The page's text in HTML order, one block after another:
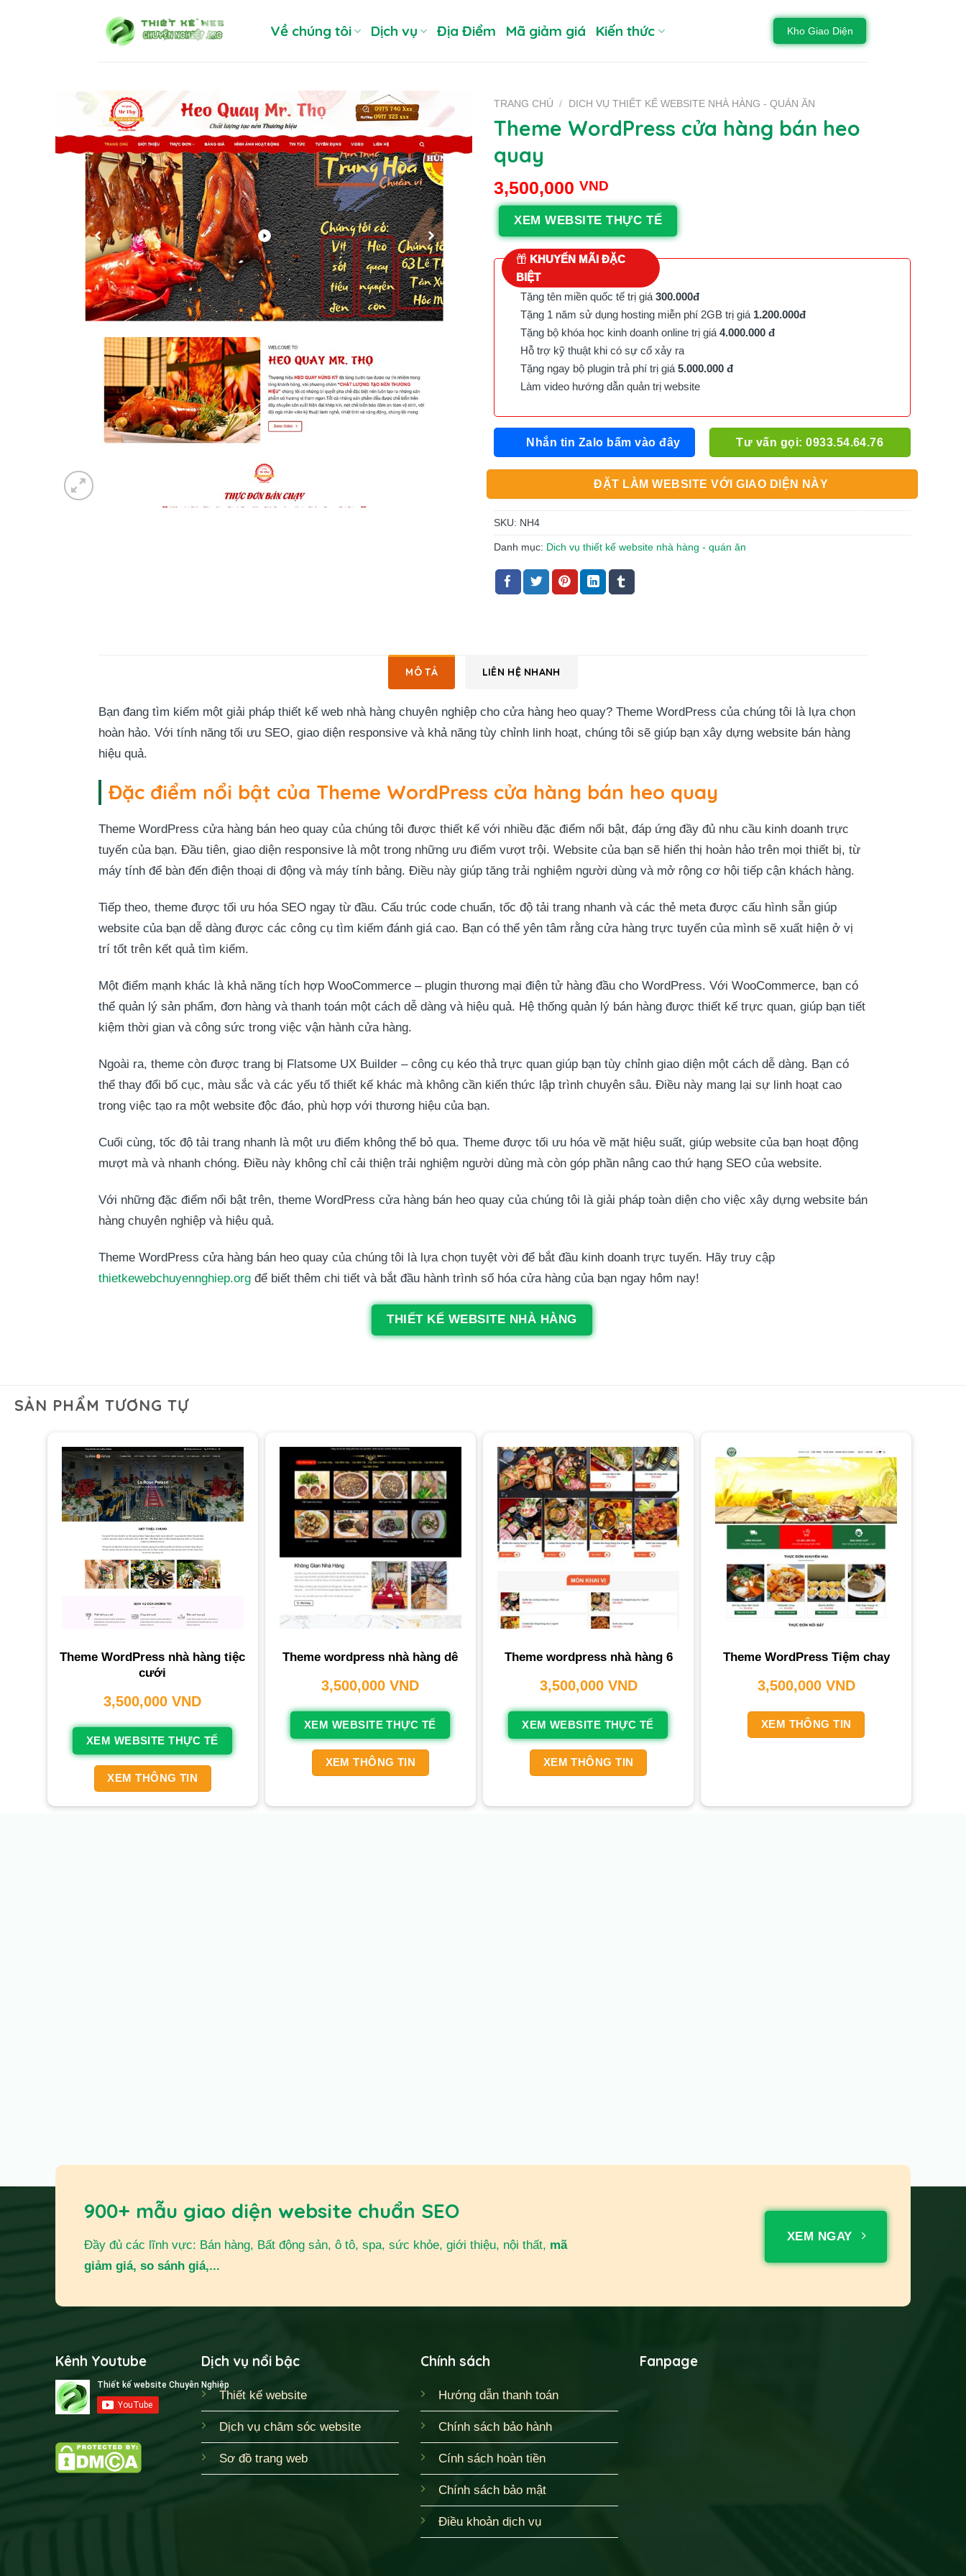
Về chúng tôi Dịch vụ Địa Điểm Mã giảm giá Kiến thức Kho Giao Diện
TRANG CHỦ / DICH VỤ THIẾT KẾ WEBSITE NHÀ HÀNG - QUÁN ĂN
Theme WordPress cửa hàng bán heo
quay
3,500,000 VND
XEM WEBSITE THỰC TẾ
KHUYẾN MÃI ĐẶC
BIỆT
Tặng tên miền quốc tế trị giá 300.000đ
Tặng 1 năm sử dụng hosting miễn phí 2GB trị giá 1.200.000đ
Tặng bộ khóa học kinh doanh online trị giá 4.000.000 đ
Hỗ trợ kỹ thuật khi có sự cố xảy ra
Tặng ngay bộ plugin trả phí trị giá 5.000.000 đ
Làm video hướng dẫn quản trị website
Nhắn tin Zalo bấm vào đây Tư vấn gọi: 0933.54.64.76
ĐẶT LÀM WEBSITE VỚI GIAO DIỆN NÀY
SKU: NH4
Danh mục: Dich vụ thiết kế website nhà hàng - quán ăn
MÔ TẢ LIÊN HỆ NHANH
Bạn đang tìm kiếm một giải pháp thiết kế web nhà hàng chuyên nghiệp cho cửa hàng heo quay? Theme WordPress của chúng tôi là lựa chọn
hoàn hảo. Với tính năng tối ưu SEO, giao diện responsive và khả năng tùy chỉnh linh hoạt, chúng tôi sẽ giúp bạn xây dựng website bán hàng
hiệu quả.
Đặc điểm nổi bật của Theme WordPress cửa hàng bán heo quay
Theme WordPress cửa hàng bán heo quay của chúng tôi được thiết kế với nhiều đặc điểm nổi bật, đáp ứng đầy đủ nhu cầu kinh doanh trực
tuyến của bạn. Đầu tiên, giao diện responsive là một trong những ưu điểm vượt trội. Website của bạn sẽ hiển thị hoàn hảo trên mọi thiết bị, từ
máy tính để bàn đến điện thoại di động và máy tính bảng. Điều này giúp tăng trải nghiệm người dùng và mở rộng cơ hội tiếp cận khách hàng.
Tiếp theo, theme được tối ưu hóa SEO ngay từ đầu. Cấu trúc code chuẩn, tốc độ tải trang nhanh và các thẻ meta được cấu hình sẵn giúp
website của bạn dễ dàng được các công cụ tìm kiếm đánh giá cao. Bạn có thể yên tâm rằng cửa hàng trực tuyến của mình sẽ xuất hiện ở vị
trí tốt trên kết quả tìm kiếm.
Một điểm mạnh khác là khả năng tích hợp WooCommerce – plugin thương mại điện tử hàng đầu cho WordPress. Với WooCommerce, bạn có
thể quản lý sản phẩm, đơn hàng và thanh toán một cách dễ dàng và hiệu quả. Hệ thống quản lý bán hàng được thiết kế trực quan, giúp bạn tiết
kiệm thời gian và công sức trong việc vận hành cửa hàng.
Ngoài ra, theme còn được trang bị Flatsome UX Builder – công cụ kéo thả trực quan giúp bạn tùy chỉnh giao diện một cách dễ dàng. Bạn có
thể thay đổi bố cục, màu sắc và các yếu tố thiết kế khác mà không cần kiến thức lập trình chuyên sâu. Điều này mang lại sự linh hoạt cao
trong việc tạo ra một website độc đáo, phù hợp với thương hiệu của bạn.
Cuối cùng, tốc độ tải trang nhanh là một ưu điểm không thể bỏ qua. Theme được tối ưu hóa về mặt hiệu suất, giúp website của bạn hoạt động
mượt mà và nhanh chóng. Điều này không chỉ cải thiện trải nghiệm người dùng mà còn góp phần nâng cao thứ hạng SEO của website.
Với những đặc điểm nổi bật trên, theme WordPress cửa hàng bán heo quay của chúng tôi là giải pháp toàn diện cho việc xây dựng website bán
hàng chuyên nghiệp và hiệu quả.
Theme WordPress cửa hàng bán heo quay của chúng tôi là lựa chọn tuyệt vời để bắt đầu kinh doanh trực tuyến. Hãy truy cập
thietkewebchuyennghiep.org để biết thêm chi tiết và bắt đầu hành trình số hóa cửa hàng của bạn ngay hôm nay!
THIẾT KẾ WEBSITE NHÀ HÀNG
SẢN PHẨM TƯƠNG TỰ
Theme WordPress nhà hàng tiệc
cưới
3,500,000VND
XEM WEBSITE THỰC TẾ
XEM THÔNG TIN
Theme wordpress nhà hàng dê
3,500,000VND
XEM WEBSITE THỰC TẾ
XEM THÔNG TIN
Theme wordpress nhà hàng 6
3,500,000 VND
XEM WEBSITE THỰC TẾ
XEM THÔNG TIN
Theme WordPress Tiệm chay
3,500,000 VND
XEM THÔNG TIN
900+ mẫu giao diện website chuẩn SEO
Đầy đủ các lĩnh vực: Bán hàng, Bất động sản, ô tô, spa, sức khỏe, giới thiệu, nội thất, mã
giảm giá, so sánh giá,...
XEM NGAY
Kênh Youtube Dịch vụ nổi bậc
Thiết kế website
Dịch vụ chăm sóc website
Sơ đồ trang web
Chính sách
Hướng dẫn thanh toán
Chính sách bảo hành
Cính sách hoàn tiền
Chính sách bảo mật
Điều khoản dịch vụ
Fanpage